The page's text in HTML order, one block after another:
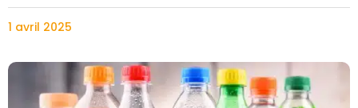
1 avril 2025